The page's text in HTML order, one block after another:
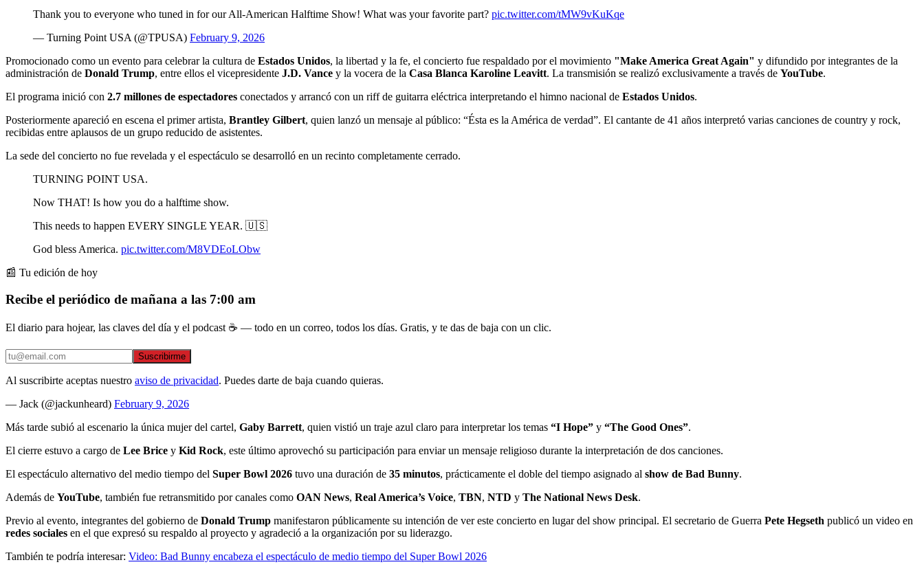
Thank you to everyone who tuned in for our All-American Halftime Show! What was your favorite part? pic.twitter.com/tMW9vKuKqe
— Turning Point USA (@TPUSA) February 9, 2026
Promocionado como un evento para celebrar la cultura de Estados Unidos, la libertad y la fe, el concierto fue respaldado por el movimiento "Make America Great Again" y difundido por integrantes de la
administración de Donald Trump, entre ellos el vicepresidente J.D. Vance y la vocera de la Casa Blanca Karoline Leavitt. La transmisión se realizó exclusivamente a través de YouTube.
El programa inició con 2.7 millones de espectadores conectados y arrancó con un riff de guitarra eléctrica interpretando el himno nacional de Estados Unidos.
Posteriormente apareció en escena el primer artista, Brantley Gilbert, quien lanzó un mensaje al público: “Ésta es la América de verdad”. El cantante de 41 años interpretó varias canciones de country y rock,
recibidas entre aplausos de un grupo reducido de asistentes.
La sede del concierto no fue revelada y el espectáculo se desarrolló en un recinto completamente cerrado.
TURNING POINT USA.
Now THAT! Is how you do a halftime show.
This needs to happen EVERY SINGLE YEAR. 🇺🇸
God bless America. pic.twitter.com/M8VDEoLObw
📰 Tu edición de hoy
Recibe el periódico de mañana a las 7:00 am
El diario para hojear, las claves del día y el podcast ☕ — todo en un correo, todos los días. Gratis, y te das de baja con un clic.
Suscribirme
Al suscribirte aceptas nuestro aviso de privacidad. Puedes darte de baja cuando quieras.
— Jack (@jackunheard) February 9, 2026
Más tarde subió al escenario la única mujer del cartel, Gaby Barrett, quien vistió un traje azul claro para interpretar los temas “I Hope” y “The Good Ones”.
El cierre estuvo a cargo de Lee Brice y Kid Rock, este último aprovechó su participación para enviar un mensaje religioso durante la interpretación de dos canciones.
El espectáculo alternativo del medio tiempo del Super Bowl 2026 tuvo una duración de 35 minutos, prácticamente el doble del tiempo asignado al show de Bad Bunny.
Además de YouTube, también fue retransmitido por canales como OAN News, Real America’s Voice, TBN, NTD y The National News Desk.
Previo al evento, integrantes del gobierno de Donald Trump manifestaron públicamente su intención de ver este concierto en lugar del show principal. El secretario de Guerra Pete Hegseth publicó un video en
redes sociales en el que expresó su respaldo al proyecto y agradeció a la organización por su liderazgo.
También te podría interesar: Video: Bad Bunny encabeza el espectáculo de medio tiempo del Super Bowl 2026